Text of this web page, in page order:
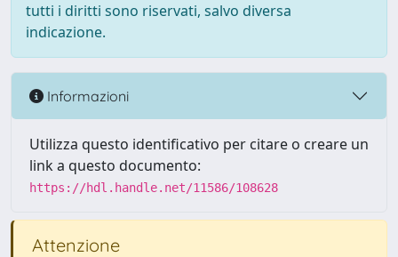
tutti i diritti sono riservati, salvo diversa
indicazione.
Informazioni
Utilizza questo identificativo per citare o creare un
link a questo documento:
https://hdl.handle.net/11586/108628
Attenzione